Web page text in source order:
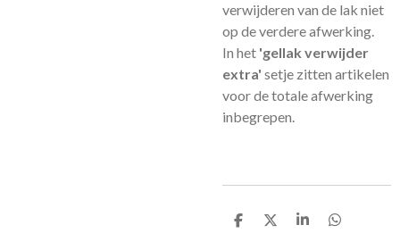
verwijderen van de lak niet
op de verdere afwerking.
In het 'gellak verwijder
extra' setje zitten artikelen
voor de totale afwerking
inbegrepen.
D
D
S
D